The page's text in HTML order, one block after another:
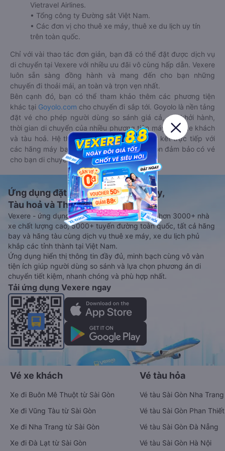
Vietravel Airlines.
• Tổng công ty Đường sắt Việt Nam.
• Các đơn vị cho thuê xe máy, thuê xe du lịch uy tín
trên toàn quốc.
Chỉ với vài thao tác đơn giản, bạn đã có thể đặt được dịch vụ
di chuyển tại Vexere với nhiều ưu đãi vô cùng hấp dẫn. Vexere
luôn sẵn sàng đồng hành và mang đến cho bạn những
chuyến đi thoải mái, an toàn và trọn vẹn nhất.
Bên cạnh đó, bạn có thể tham khảo thêm các phương tiện
khác tại Goyolo.com cho chuyến đi sắp tới. Goyolo là nền tảng
đặt vé cho phép người dùng so sánh giá cả, giờ khởi hành,
thời gian di chuyển của nhiều phương tiện máy bay, xe khách
và tàu hoả. Hệ thống của Goyolo được liên kết trực tiếp với
các hãng máy bay, xe khách và tàu hoả, luôn đảm bảo có vé
cho bạn di chuyển.
Ứng dụng đặt vé Xe khách, Máy bay,
Tàu hoả và Thuê xe
Vexere - ứng dụng đặt vé đa phương tiện với hơn 3000+ nhà
xe chất lượng cao, 5000+ tuyến đường toàn quốc, tất cả hãng
bay và hãng tàu cùng dịch vụ thuê xe máy, xe du lịch phủ
khắp các tỉnh thành tại Việt Nam.
Ứng dụng hiển thị thông tin đầy đủ, minh bạch cùng vô vàn
tiện ích giúp người dùng so sánh và lựa chọn phương án di
chuyển tiết kiệm, nhanh chóng và phù hợp nhất.
Tải ứng dụng Vexere ngay
Vé xe khách
Xe đi Buôn Mê Thuột từ Sài Gòn
Xe đi Vũng Tàu từ Sài Gòn
Xe đi Nha Trang từ Sài Gòn
Xe đi Đà Lạt từ Sài Gòn
Vé tàu hỏa
Vé tàu Sài Gòn Nha Trang
Vé tàu Sài Gòn Phan Thiết
Vé tàu Sài Gòn Đà Nẵng
Vé tàu Sài Gòn Hà Nội